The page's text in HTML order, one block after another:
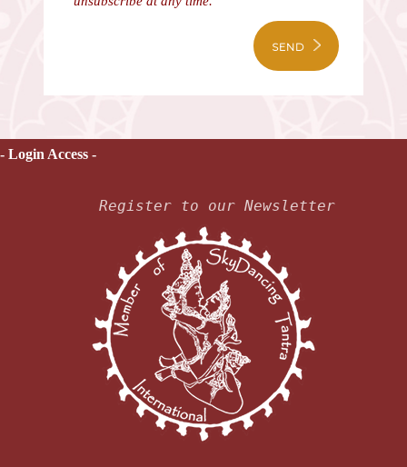
SEND
- Login Access -
Register to our Newsletter